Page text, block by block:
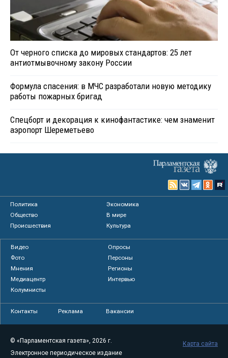
От черного списка до мировых стандартов: 25 лет
антиотмывочному закону России
Формула спасения: в МЧС разработали новую методику
работы пожарных бригад
Спецборт и декорация к кинофантастике: чем знаменит
аэропорт Шереметьево
Политика
Экономика
Общество
В мире
Происшествия
Культура
Видео
Опросы
Фото
Персоны
Мнения
Регионы
Медиацентр
Интервью
Колумнисты
Контакты Реклама Вакансии
© «Парламентская газета», 2026 г.
Электронное периодическое издание
Карта сайта